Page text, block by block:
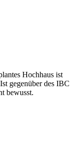
Hochhaus ist
gegenüber des IBC
bewusst.